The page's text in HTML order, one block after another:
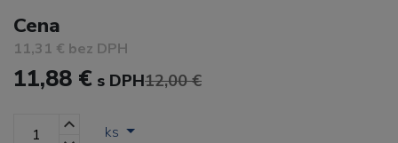
Cena
11,31 € bez DPH
11,88 € s DPH12,00 €
ks